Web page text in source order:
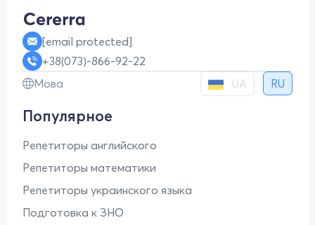
[email protected]
+38(073)-866-92-22
Мова
UA RU
Популярное
Репетиторы английского
Репетиторы математики
Репетиторы украинского языка
Подготовка к ЗНО